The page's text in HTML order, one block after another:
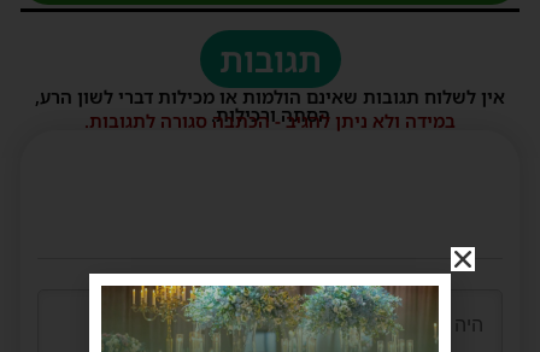
תגובות
אין לשלוח תגובות שאינם הולמות או מכילות דברי לשון הרע,
הסתה ורכילות.
במידה ולא ניתן להגיב - הכתבה סגורה לתגובות.